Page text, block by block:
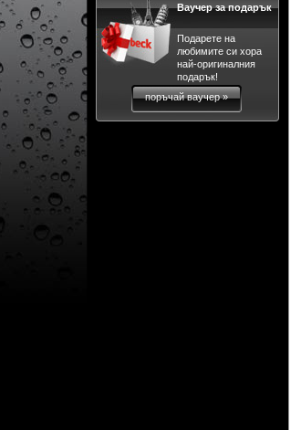
Ваучер за подарък
Подарете на
любимите си хора
най-оригиналния
подарък!
поръчай ваучер »